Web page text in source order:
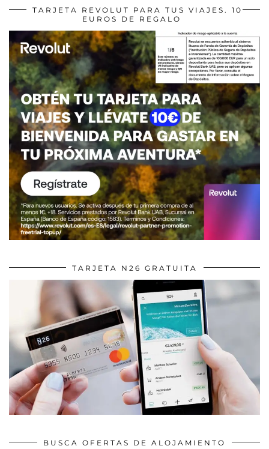
TARJETA REVOLUT PARA TUS VIAJES. 10
EUROS DE REGALO
TARJETA N26 GRATUITA
BUSCA OFERTAS DE ALOJAMIENTO